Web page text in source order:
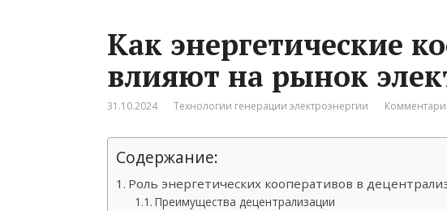
Как энергетические
влияют на рынок
31.10.2024 Технологии генерации электроэнергии
Содержание:
Роль энергетических кооперативов в
Преимущества децентрализации